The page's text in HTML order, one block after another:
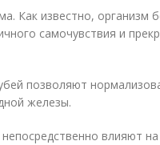
Как известно, организм
самочувствия и
позволяют
железы.
влияют на